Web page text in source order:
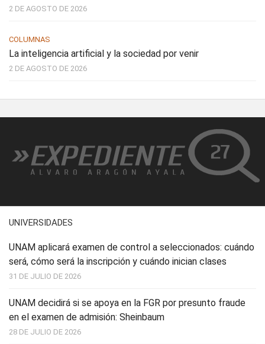
2 DE AGOSTO DE 2026
COLUMNAS
La inteligencia artificial y la sociedad por venir
2 DE AGOSTO DE 2026
UNIVERSIDADES
UNAM aplicará examen de control a seleccionados: cuándo
será, cómo será la inscripción y cuándo inician clases
31 DE JULIO DE 2026
UNAM decidirá si se apoya en la FGR por presunto fraude
en el examen de admisión: Sheinbaum
28 DE JULIO DE 2026